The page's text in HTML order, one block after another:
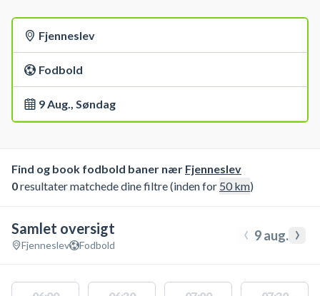
Fjenneslev
Fodbold
9 Aug., Søndag
Find og book fodbold baner nær Fjenneslev
0resultater matchede dine filtre (inden for 50km)
Samlet oversigt
Fjenneslev Fodbold ‹ 9 aug. ›